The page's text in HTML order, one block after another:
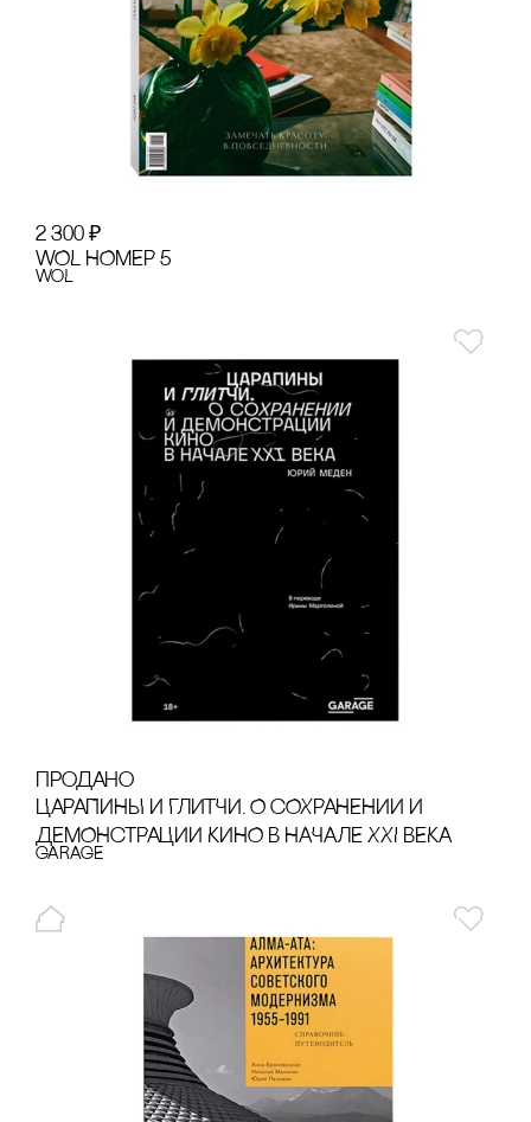
2 300 ₽
WOL НОМЕР 5
WoL
продано
ЦАРАПИНЫ И ГЛИТЧИ. О сОХРАНЕНИИ И
ДЕМОНсТРАЦИИ КИНО В НАЧАЛЕ XXI ВЕКА
GARAGE